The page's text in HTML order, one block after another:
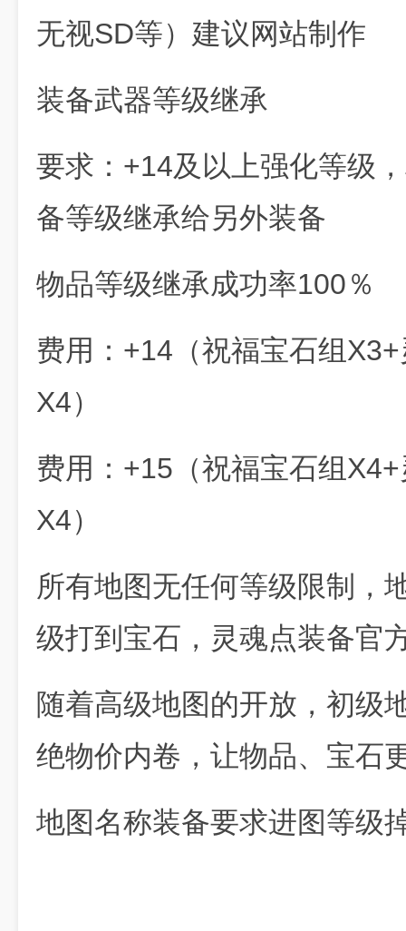
无视SD等）建议网站制作
装备武器等级继承
要求：+14及以上强化等级
备等级继承给另外装备
物品等级继承成功率100％
费用：+14（祝福宝石组
X4）
费用：+15（祝福宝石组
X4）
所有地图无任何等级限制，
级打到宝石，灵魂点装备官
随着高级地图的开放，初级
绝物价内卷，让物品、宝石
地图名称装备要求进图等级